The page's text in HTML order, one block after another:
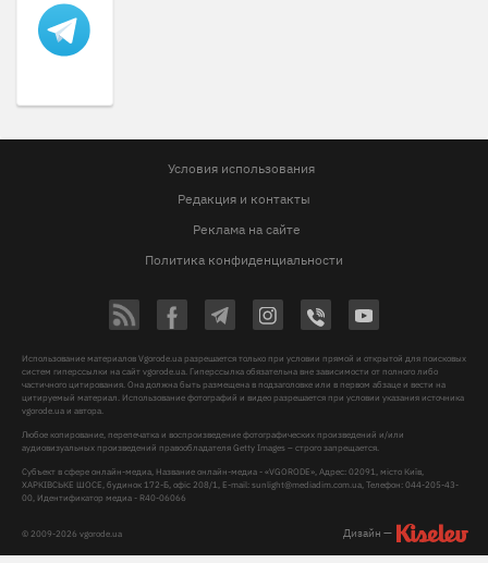
Условия использования
Редакция и контакты
Реклама на сайте
Политика конфиденциальности
© 2009-2026 vgorode.ua
Использование материалов Vgorode.ua разрешается только при условии прямой и открытой для поисковых
систем гиперссылки на сайт vgorode.ua. Гиперссылка обязательна вне зависимости от полного либо
частичного цитирования. Она должна быть размещена в подзаголовке или в первом абзаце и вести на
цитируемый материал. Использование фотографий и видео разрешается при условии указания источника
vgorode.ua и автора.
Любое копирование, перепечатка и воспроизведение фотографических произведений и/или
аудиовизуальных произведений правообладателя Getty Images – строго запрещается.
Субъект в сфере онлайн-медиа, Название онлайн-медиа - «VGORODE», Адрес: 02091, місто Київ,
ХАРКІВСЬКЕ ШОСЕ, будинок 172-Б, офіс 208/1, E-mail:sunlight@mediadim.com.ua , Телефон: 044-205-43-
00, Идентификатор медиа - R40-06066
Дизайн —